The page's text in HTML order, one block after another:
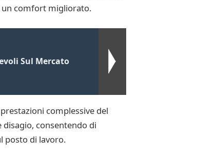
un comfort migliorato.
Sul Mercato
complessive del
consentendo di
posto di lavoro.